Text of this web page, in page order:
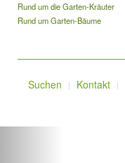
Rund um die Garten-Kräuter
Rund um Garten-Bäume
Suchen Kontakt